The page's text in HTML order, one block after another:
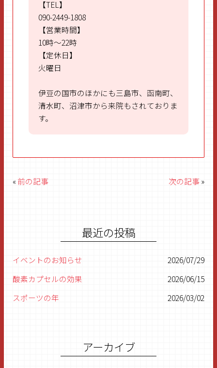
【TEL】
090-2449-1808
【営業時間】
10時～22時
【定休日】
火曜日
伊豆の国市のほかにも三島市、函南町、
清水町、沼津市から来院もされておりま
す。
«前の記事 次の記事»
最近の投稿
イベントのお知らせ
2026/07/29
酸素カプセルの効果
2026/06/15
スポーツの年
2026/03/02
アーカイブ